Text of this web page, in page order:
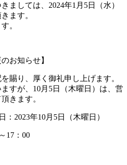
ましては、2024年1月5日（水）
ます。
。
お知らせ】
賜り、厚く御礼申し上げます。
すが、10月5日（木曜日）は、営
きます。
：2023年10月5日（木曜日）
17：00